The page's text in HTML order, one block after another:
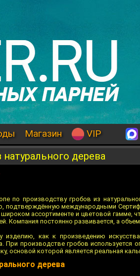
Магазин VIP
дерева
по производству гробов из
подтверждённую международными
ассортименте и цветовой гамме,
Компания постоянно развивается, а
изделию, как к произведению
При производстве гробов используется
основой которой является реальная
дерева